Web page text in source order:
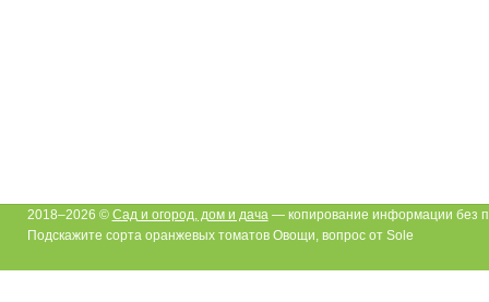
2018–2026 © Сад и огород, дом и дача— копирование информации без
Подскажите сорта оранжевых томатов Овощи, вопрос от Sole